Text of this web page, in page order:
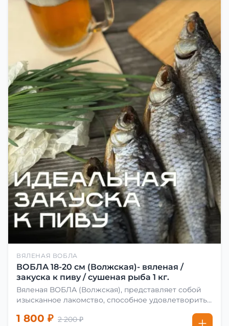
ВЯЛЕНАЯ ВОБЛА
ВОБЛА 18-20 см (Волжская)- вяленая /
закуска к пиву / сушеная рыба 1 кг.
Вяленая ВОБЛА (Волжская), представляет собой
изысканное лакомство, способное удовлетворить
сделать вяленую воблу, её сначала хорошо солят.
1 800 ₽ 2 200 ₽